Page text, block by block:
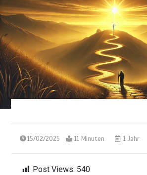
15/02/2025 11 Minuten 1 Jahr
Post Views: 540